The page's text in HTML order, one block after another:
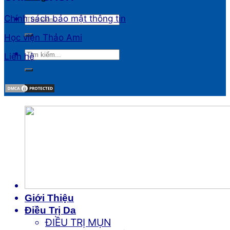
Chính sách bảo mật thông tin
Học viện Thảo Ami
Liên hệ
Giới Thiệu
Điều Trị Da
ĐIỀU TRỊ MỤN